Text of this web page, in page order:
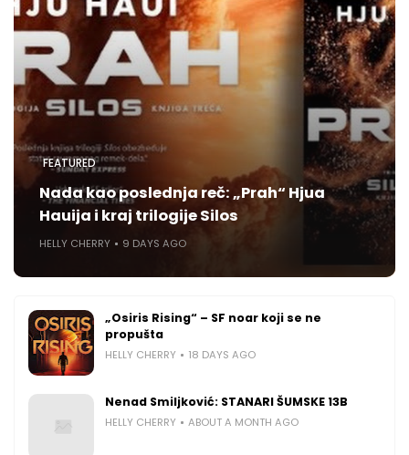
FEATURED
Nada kao poslednja reč: „Prah“ Hjua
Hauija i kraj trilogije Silos
HELLY CHERRY 9 DAYS AGO
„Osiris Rising“ – SF noar koji se ne
propušta
HELLY CHERRY 18 DAYS AGO
Nenad Smiljković: STANARI ŠUMSKE 13B
HELLY CHERRY ABOUT A MONTH AGO